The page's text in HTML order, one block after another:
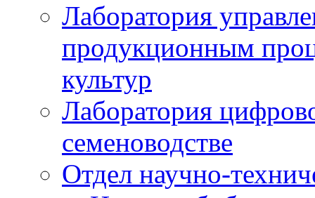
Лаборатория
продукционным
культур
Лаборатория
семеноводстве
Отдел научно-